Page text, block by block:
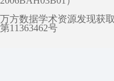
万方数据学术资源发现获
第11363462号